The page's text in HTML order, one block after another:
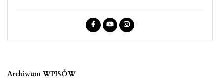
Archiwum WPISÓW